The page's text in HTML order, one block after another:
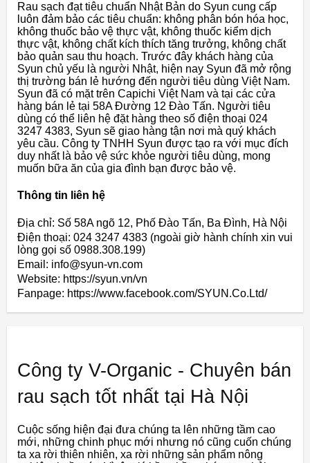
Rau sạch đạt tiêu chuẩn Nhật Bản do Syun cung cấp
luôn đảm bảo các tiêu chuẩn: không phân bón hóa học,
không thuốc bảo vệ thực vật, không thuốc kiểm dịch
thực vật, không chất kích thích tăng trưởng, không chất
bảo quản sau thu hoạch. Trước đây khách hàng của
Syun chủ yếu là người Nhật, hiện nay Syun đã mở rộng
thị trường bán lẻ hướng đến người tiêu dùng Việt Nam.
Syun đã có mặt trên Capichi Việt Nam và tại các cửa
hàng bán lẻ tại 58A Đường 12 Đào Tấn. Người tiêu
dùng có thể liên hệ đặt hàng theo số điện thoại 024
3247 4383, Syun sẽ giao hàng tận nơi mà quý khách
yêu cầu. Công ty TNHH Syun được tạo ra với mục đích
duy nhất là bảo vệ sức khỏe người tiêu dùng, mong
muốn bữa ăn của gia đình bạn được bảo vệ.
Thông tin liên hệ
Địa chỉ: Số 58A ngõ 12, Phố Đào Tấn, Ba Đình, Hà Nội
Điện thoại: 024 3247 4383 (ngoài giờ hành chính xin vui
lòng gọi số 0988.308.199)
Email: info@syun-vn.com
Website: https://syun.vn/vn
Fanpage: https://www.facebook.com/SYUN.Co.Ltd/
Công ty V-Organic - Chuyên bán
rau sạch tốt nhất tại Hà Nội
Cuộc sống hiện đại đưa chúng ta lên những tầm cao
mới, những chinh phục mới nhưng nó cũng cuốn chúng
ta xa rời thiên nhiên, xa rời những sản phẩm nông